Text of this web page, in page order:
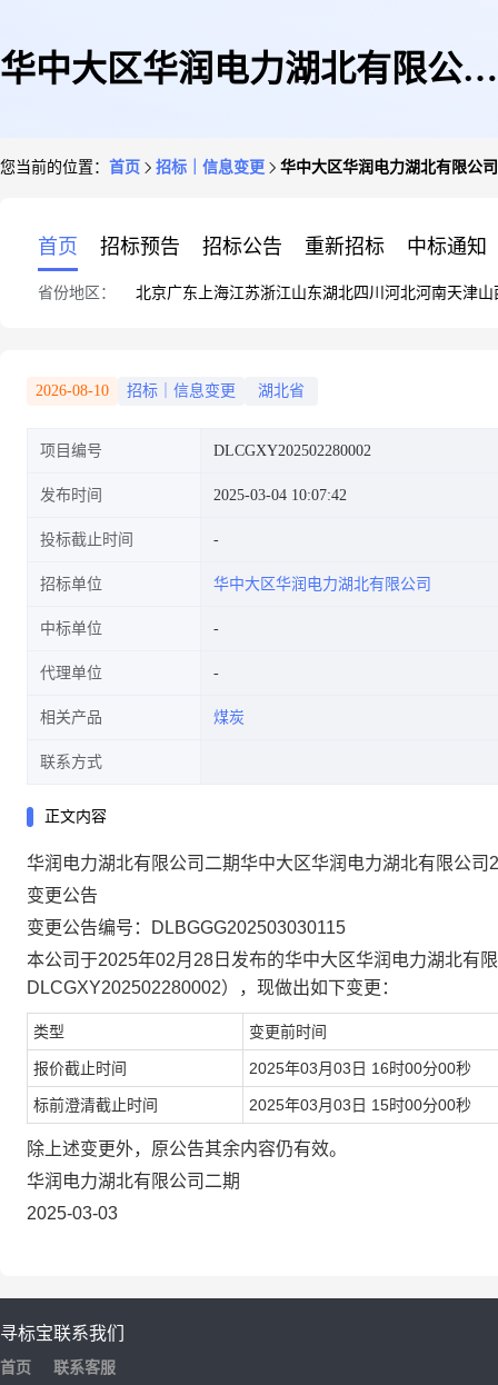
华中大区华润电力湖北有限公司
您当前的位置： 首页 招标｜信息变更 华中大区华润电力湖北有限公
首页 招标预告 招标公告 重新招标 中标通知
省份地区： 北京广东 上海江苏浙江山东湖北四川 河北河南天津山
2026-08-10 招标｜信息变更 湖北省
项目编号 DLCGXY202502280002
发布时间 2025-03-04 10:07:42
投标截止时间
招标单位 华中大区华润电力湖北有限公司
中标单位
代理单位
相关产品 煤炭
联系方式
正文内容
华润电力湖北有限公司二期华中大区华润电力湖北有限公司
变更公告
变更公告编号：
DLBGGG202503030115
本公司于2025年02月28日 发布的华中大区华润电力湖北有
DLCGXY202502280002），现做出如下变更：
类型 变更前时间
报价截止时间 2025年03月03日 16时00分00秒
标前澄清截止时间 2025年03月03日 15时00分00秒
除上述变更外，原公告其余内容仍有效。
华润电力湖北有限公司二期
2025-03-03
寻标宝
首页
联系我们
联系客服